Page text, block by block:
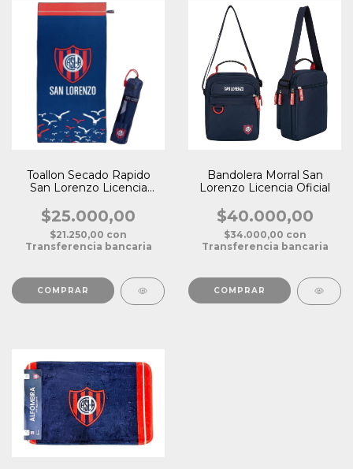
Toallon Secado Rapido
San Lorenzo Licencia
$25.000,00
$21.250,00 con
Transferencia bancaria
Bandolera Morral San
Lorenzo Licencia Oficial
$40.000,00
$34.000,00 con
Transferencia bancaria